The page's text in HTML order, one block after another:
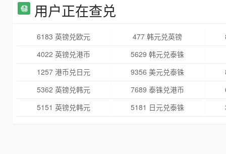
用户正在查兑
6183 英镑兑欧元 477 韩元兑英镑
4022 英镑兑港币
5629 韩元兑泰铢
1257 港币兑日元
9356 美元兑泰铢
5362 英镑兑韩元
7689 泰铢兑港币
5151 英镑兑韩元
5181 日元兑泰铢